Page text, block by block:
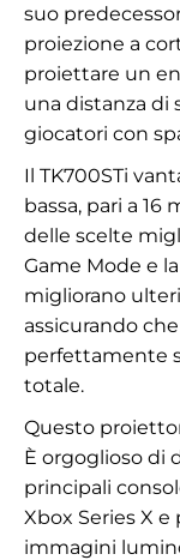
suo
proiezione a
proiettare un
una distanza di
giocatori con
Il TK700STi
bassa, pari a 16
delle scelte
Game Mode e
migliorano
assicurando
perfettamente
totale.
Questo
È orgoglioso di
principali
Xbox Series X
immagini